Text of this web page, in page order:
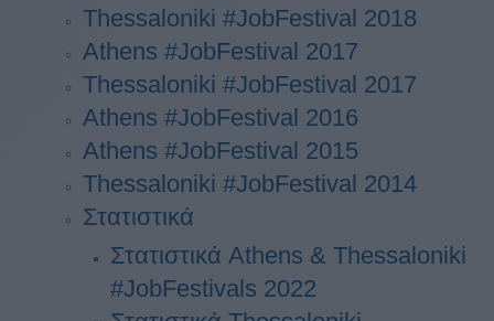
Thessaloniki #JobFestival 2018
Athens #JobFestival 2017
Τhessaloniki #JobFestival 2017
Athens #JobFestival 2016
Athens #JobFestival 2015
Thessaloniki #JobFestival 2014
Στατιστικά
Στατιστικά Athens & Thessaloniki
#JobFestivals 2022